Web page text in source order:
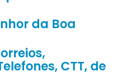
da Boa
CTT, de